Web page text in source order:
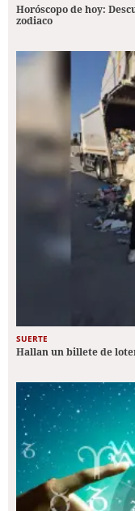
Horóscopo de hoy:
zodiaco
SUERTE
Hallan un billete de